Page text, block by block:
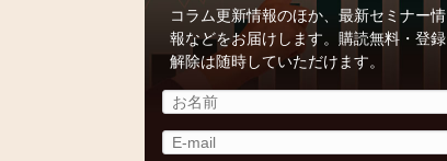
コラム更新情報のほか、最新セミナー情
報などをお届けします。購読無料・登録
解除は随時していただけます。